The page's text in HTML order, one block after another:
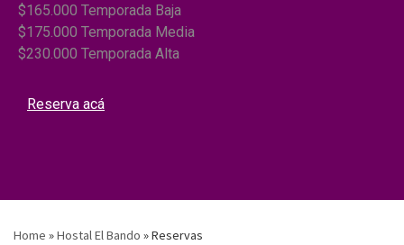
$165.000 Temporada Baja
$175.000 Temporada Media
$230.000 Temporada Alta
Reserva acá
Home »Hostal El Bando »Reservas